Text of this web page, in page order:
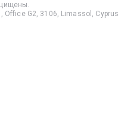
.
Office G2, 3106, Limassol,